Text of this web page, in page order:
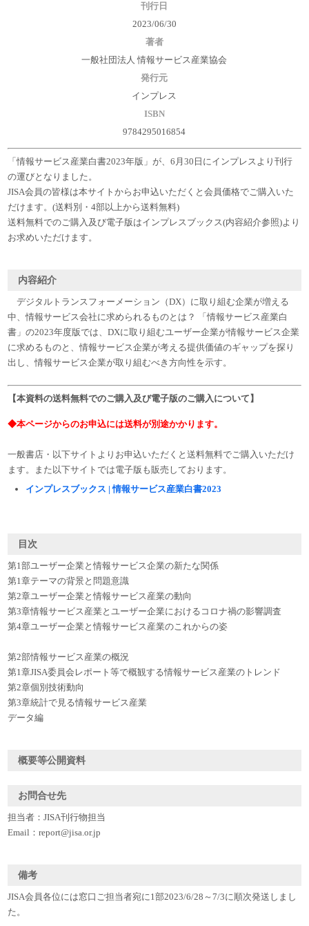
刊行日
2023/06/30
著者
一般社団法人 情報サービス産業協会
発行元
インプレス
ISBN
9784295016854
「情報サービス産業白書2023年版」が、6月30日にインプレスより刊行
の運びとなりました。
JISA会員の皆様は本サイトからお申込いただくと会員価格でご購入いた
だけます。(送料別・4部以上から送料無料)
送料無料でのご購入及び電子版はインプレスブックス(内容紹介参照)より
お求めいただけます。
内容紹介
デジタルトランスフォーメーション（DX）に取り組む企業が増える
中、情報サービス会社に求められるものとは？ 「情報サービス産業白
書」の2023年度版では、DXに取り組むユーザー企業が情報サービス企業
に求めるものと、情報サービス企業が考える提供価値のギャップを探り
出し、情報サービス企業が取り組むべき方向性を示す。
【本資料の送料無料でのご購入及び電子版のご購入について】
◆本ページからのお申込には送料が別途かかります。
一般書店・以下サイトよりお申込いただくと送料無料でご購入いただけ
ます。また以下サイトでは電子版も販売しております。
インプレスブックス | 情報サービス産業白書2023
目次
第1部ユーザー企業と情報サービス企業の新たな関係
第1章テーマの背景と問題意識
第2章ユーザー企業と情報サービス産業の動向
第3章情報サービス産業とユーザー企業におけるコロナ禍の影響調査
第4章ユーザー企業と情報サービス産業のこれからの姿
第2部情報サービス産業の概況
第1章JISA委員会レポート等で概観する情報サービス産業のトレンド
第2章個別技術動向
第3章統計で見る情報サービス産業
データ編
概要等公開資料
お問合せ先
担当者：JISA刊行物担当
Email：report@jisa.or.jp
備考
JISA会員各位には窓口ご担当者宛に1部2023/6/28～7/3に順次発送しまし
た。